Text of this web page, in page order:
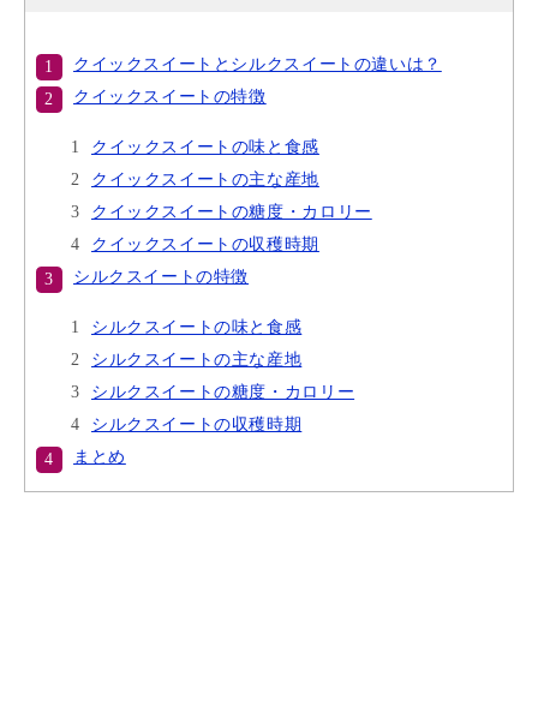
クイックスイートとシルクスイートの違いは？
クイックスイートの特徴
クイックスイートの味と食感
クイックスイートの主な産地
クイックスイートの糖度・カロリー
クイックスイートの収穫時期
シルクスイートの特徴
シルクスイートの味と食感
シルクスイートの主な産地
シルクスイートの糖度・カロリー
シルクスイートの収穫時期
まとめ